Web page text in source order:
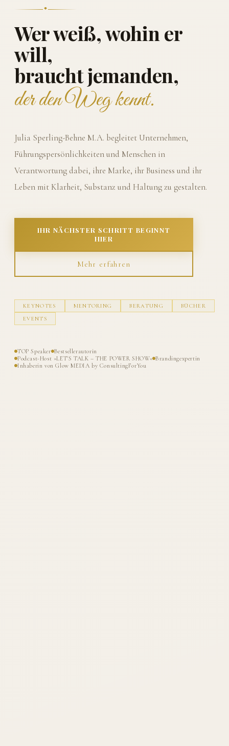
Wer weiß, wohin er
will,
braucht jemanden,
der den Weg kennt.
Julia Sperling-Behne M.A. begleitet Unternehmen,
Führungspersönlichkeiten und Menschen in
Verantwortung dabei, ihre Marke, ihr Business und ihr
Leben mit Klarheit, Substanz und Haltung zu gestalten.
IHR NÄCHSTER SCHRITT BEGINNT
HIER
Mehr erfahren
KEYNOTES MENTORING BERATUNG
BÜCHER
EVENTS
TOP Speaker Bestsellerautorin
Podcast-Host »LET'S TALK – THE POWER SHOW« Brandingexpertin
Inhaberin von Glow MEDIA by ConsultingForYou